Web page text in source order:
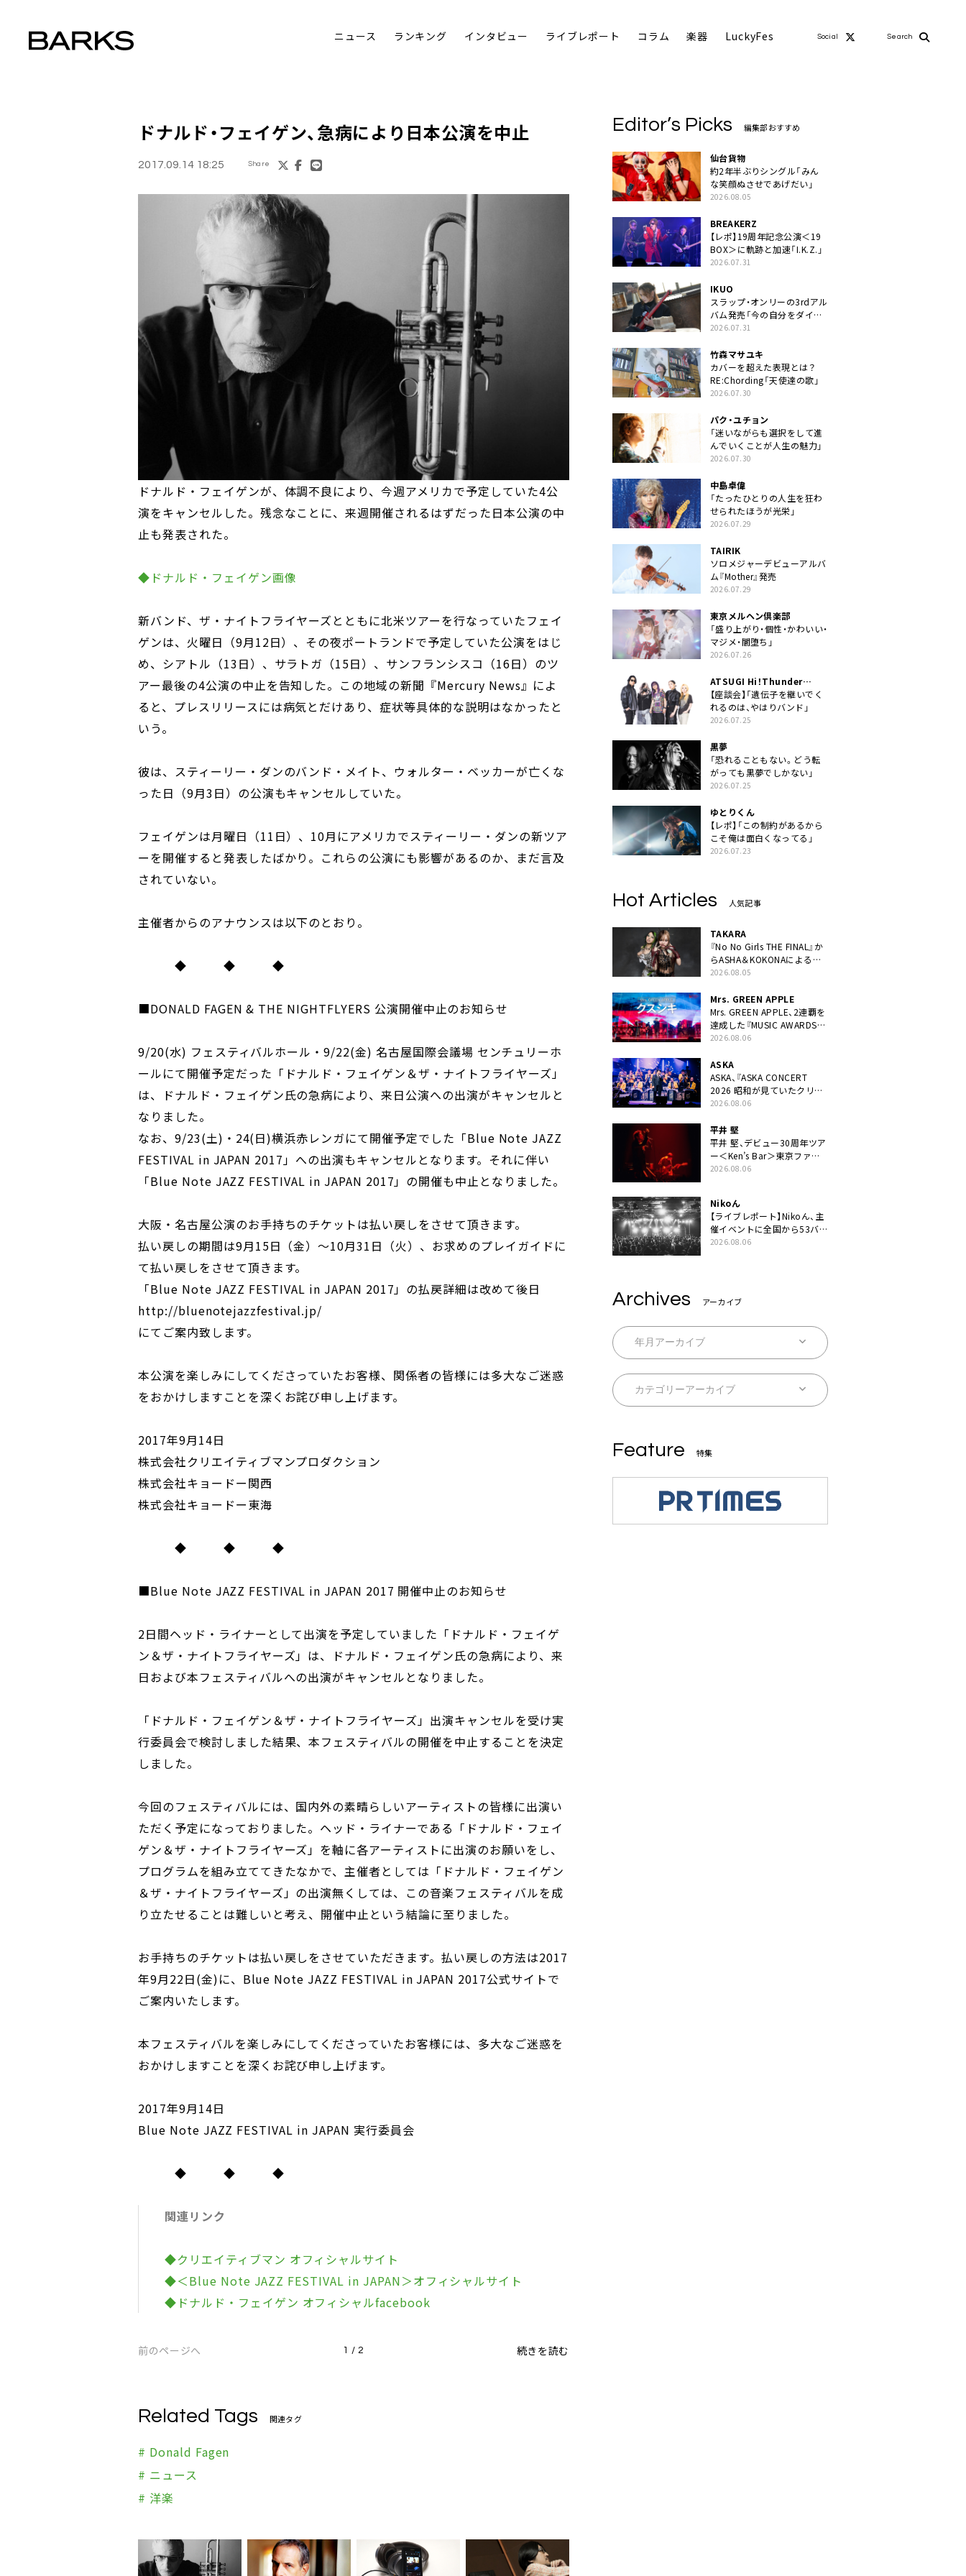
ニュース ランキング インタビュー ライブレポート コラム 楽器 LuckyFes Social Search
ドナルド・フェイゲン、急病により日本公演を中止
2017.09.14 18:25 Share
ドナルド・フェイゲンが、体調不良により、今週アメリカで予定していた4公
演をキャンセルした。残念なことに、来週開催されるはずだった日本公演の中
止も発表された。
◆ドナルド・フェイゲン画像
新バンド、ザ・ナイトフライヤーズとともに北米ツアーを行なっていたフェイ
ゲンは、火曜日（9月12日）、その夜ポートランドで予定していた公演をはじ
め、シアトル（13日）、サラトガ（15日）、サンフランシスコ（16日）のツ
アー最後の4公演の中止を告知した。この地域の新聞『Mercury News』によ
ると、プレスリリースには病気とだけあり、症状等具体的な説明はなかったと
いう。
彼は、スティーリー・ダンのバンド・メイト、ウォルター・ベッカーが亡くな
った日（9月3日）の公演もキャンセルしていた。
フェイゲンは月曜日（11日）、10月にアメリカでスティーリー・ダンの新ツア
ーを開催すると発表したばかり。これらの公演にも影響があるのか、まだ言及
されていない。
主催者からのアナウンスは以下のとおり。
◆ ◆ ◆
■DONALD FAGEN & THE NIGHTFLYERS 公演開催中止のお知らせ
9/20(水) フェスティバルホール・9/22(金) 名古屋国際会議場 センチュリーホ
ールにて開催予定だった「ドナルド・フェイゲン＆ザ・ナイトフライヤーズ」
は、ドナルド・フェイゲン氏の急病により、来日公演への出演がキャンセルと
なりました。
なお、9/23(土)・24(日)横浜赤レンガにて開催予定でした「Blue Note JAZZ
FESTIVAL in JAPAN 2017」への出演もキャンセルとなります。それに伴い
「Blue Note JAZZ FESTIVAL in JAPAN 2017」の開催も中止となりました。
大阪・名古屋公演のお手持ちのチケットは払い戻しをさせて頂きます。
払い戻しの期間は9月15日（金）～10月31日（火）、お求めのプレイガイドに
て払い戻しをさせて頂きます。
「Blue Note JAZZ FESTIVAL in JAPAN 2017」の払戻詳細は改めて後日
http://bluenotejazzfestival.jp/
にてご案内致します。
本公演を楽しみにしてくださっていたお客様、関係者の皆様には多大なご迷惑
をおかけしますことを深くお詫び申し上げます。
2017年9月14日
株式会社クリエイティブマンプロダクション
株式会社キョードー関西
株式会社キョードー東海
◆ ◆ ◆
■Blue Note JAZZ FESTIVAL in JAPAN 2017 開催中止のお知らせ
2日間ヘッド・ライナーとして出演を予定していました「ドナルド・フェイゲ
ン＆ザ・ナイトフライヤーズ」は、ドナルド・フェイゲン氏の急病により、来
日および本フェスティバルへの出演がキャンセルとなりました。
「ドナルド・フェイゲン＆ザ・ナイトフライヤーズ」出演キャンセルを受け実
行委員会で検討しました結果、本フェスティバルの開催を中止することを決定
しました。
今回のフェスティバルには、国内外の素晴らしいアーティストの皆様に出演い
ただく予定になっておりました。ヘッド・ライナーである「ドナルド・フェイ
ゲン＆ザ・ナイトフライヤーズ」を軸に各アーティストに出演のお願いをし、
プログラムを組み立ててきたなかで、主催者としては「ドナルド・フェイゲン
＆ザ・ナイトフライヤーズ」の出演無くしては、この音楽フェスティバルを成
り立たせることは難しいと考え、開催中止という結論に至りました。
お手持ちのチケットは払い戻しをさせていただきます。払い戻しの方法は2017
年9月22日(金)に、Blue Note JAZZ FESTIVAL in JAPAN 2017公式サイトで
ご案内いたします。
本フェスティバルを楽しみにしてくださっていたお客様には、多大なご迷惑を
おかけしますことを深くお詫び申し上げます。
2017年9月14日
Blue Note JAZZ FESTIVAL in JAPAN 実行委員会
◆ ◆ ◆
関連リンク
◆クリエイティブマン オフィシャルサイト
◆＜Blue Note JAZZ FESTIVAL in JAPAN＞オフィシャルサイト
◆ドナルド・フェイゲン オフィシャルfacebook
前のページへ 1 / 2 続きを読む
Related Tags 関連タグ
# Donald Fagen
# ニュース
# 洋楽
Editor’s Picks 編集部おすすめ
仙台貨物
約2年半ぶりシングル「みん
な笑顔ぬさせであげだい」
2026.08.05
BREAKERZ
【レポ】19周年記念公演＜19
BOX＞に軌跡と加速「I.K.Z.」
2026.07.31
IKUO
スラップ・オンリーの3rdアル
バム発売「今の自分をダイレ
クトに」
2026.07.31
竹森マサユキ
カバーを超えた表現とは？
RE:Chording「天使達の歌」
2026.07.30
パク・ユチョン
「迷いながらも選択をして進
んでいくことが人生の魅力」
2026.07.30
中島卓偉
「たったひとりの人生を狂わ
せられたほうが光栄」
2026.07.29
TAIRIK
ソロメジャーデビューアルバ
ム『Mother』発売
2026.07.29
東京メルヘン倶楽部
「盛り上がり・個性・かわいい・
マジメ・闇堕ち」
2026.07.26
ATSUGI Hi！Thunder
Rock Festival
【座談会】「遺伝子を継いでく
れるのは、やはりバンド」
2026.07.25
黒夢
「恐れることもない。どう転
がっても黒夢でしかない」
2026.07.25
ゆとりくん
【レポ】「この制約があるから
こそ俺は面白くなってる」
2026.07.23
Hot Articles 人気記事
TAKARA
『No No Girls THE FINAL』か
らASHA＆KOKONAによるユ
ニット・TAKARAがデビュー
2026.08.05
Mrs. GREEN APPLE
Mrs. GREEN APPLE、2連覇を
達成した『MUSIC AWARDS
JAPAN 2026』での「クスシ
YouTube公開
2026.08.06
ASKA
ASKA、『ASKA CONCERT
2026 昭和が見ていたクリス
マス!? 』発売＆上映決定
2026.08.06
平井 堅
平井 堅、デビュー30周年ツア
ー＜Ken’s Bar＞東京ファイ
ナル公演の映像商品化決定。
2026.08.06
Nikoん
【ライブレポート】Nikoん、主
催イベントに全国から53バ
ンドが出演「自分たちが積み
2026.08.06
Archives アーカイブ
Feature 特集